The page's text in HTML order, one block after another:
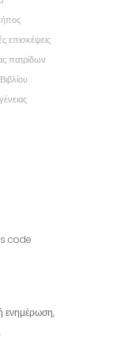
επισκέψεις
πατρίδων
code
ενημέρωση,